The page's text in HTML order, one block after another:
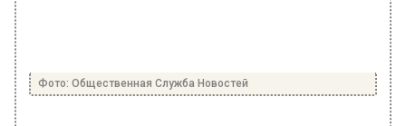
Фото: Общественная Служба Новостей